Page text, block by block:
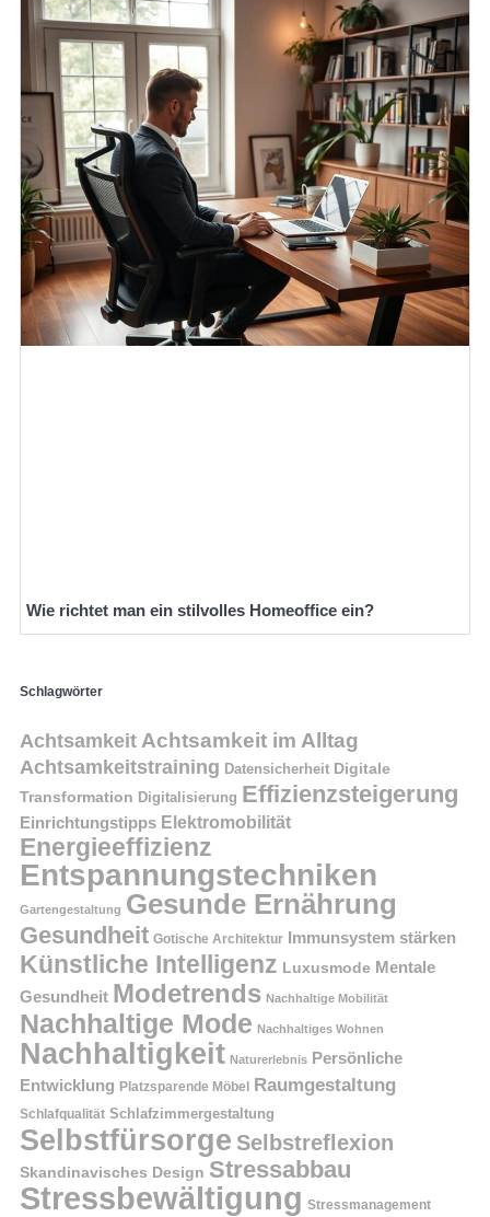
Wie richtet man ein stilvolles Homeoffice ein?
Schlagwörter
Achtsamkeit Achtsamkeit im Alltag
Achtsamkeitstraining Datensicherheit Digitale
Transformation Digitalisierung Effizienzsteigerung
Einrichtungstipps Elektromobilität
Energieeffizienz
Entspannungstechniken
Gartengestaltung Gesunde Ernährung
Gesundheit Gotische Architektur Immunsystem stärken
Künstliche Intelligenz Luxusmode Mentale
Gesundheit Modetrends Nachhaltige Mobilität
Nachhaltige Mode Nachhaltiges Wohnen
Nachhaltigkeit Naturerlebnis Persönliche
Entwicklung Platzsparende Möbel Raumgestaltung
Schlafqualität Schlafzimmergestaltung
Selbstfürsorge Selbstreflexion
Skandinavisches Design Stressabbau
Stressbewältigung Stressmanagement